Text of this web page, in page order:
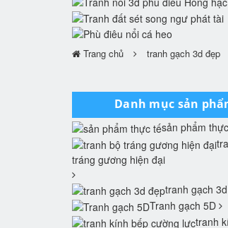
Trang chủ tranh gạch 3d đẹp
Danh mục sản
sản phẩm
tráng gương hiện đại
tranh gạch
Tranh gạch 5D
tranh